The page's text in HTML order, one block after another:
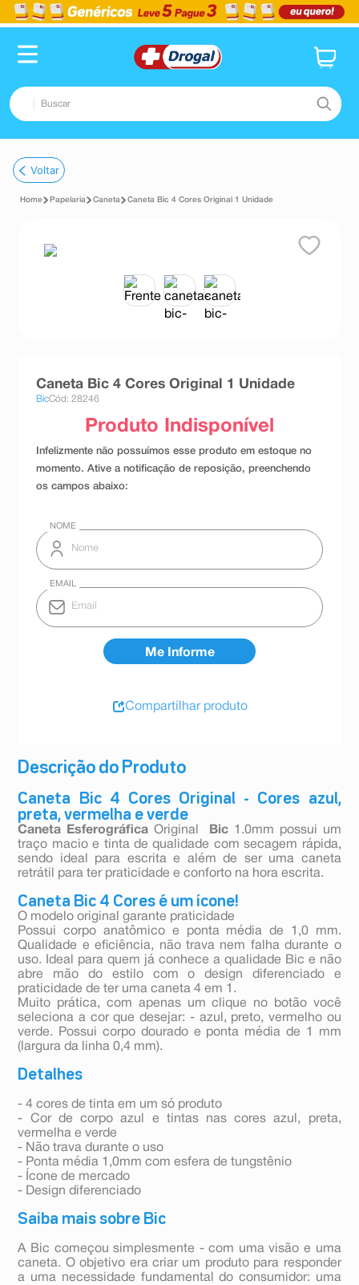
Buscar
1º fralda
pampers confort sec max
teste gravidez
esmalte
absorvente
Voltar
Papelaria Caneta Caneta Bic 4 Cores Original 1 Unidade
Descrição do Produto
Caneta Bic 4 Cores Original - Cores azul,
preta, vermelha e verde
Caneta Esferográfica Original Bic 1.0mm possui um
traço macio e tinta de qualidade com secagem rápida,
sendo ideal para escrita e além de ser uma caneta
retrátil para ter praticidade e conforto na hora escrita.
Caneta Bic 4 Cores é um ícone!
O modelo original garante praticidade
Possui corpo anatômico e ponta média de 1,0 mm.
Qualidade e eficiência, não trava nem falha durante o
uso. Ideal para quem já conhece a qualidade Bic e não
abre mão do estilo com o design diferenciado e
praticidade de ter uma caneta 4 em 1.
Muito prática, com apenas um clique no botão você
seleciona a cor que desejar: - azul, preto, vermelho ou
verde. Possui corpo dourado e ponta média de 1 mm
(largura da linha 0,4 mm).
Detalhes
- 4 cores de tinta em um só produto
- Cor de corpo azul e tintas nas cores azul, preta,
vermelha e verde
- Não trava durante o uso
- Ponta média 1,0mm com esfera de tungstênio
- Ícone de mercado
- Design diferenciado
Saiba mais sobre Bic
A Bic começou simplesmente - com uma visão e uma
caneta. O objetivo era criar um produto para responder
a uma necessidade fundamental do consumidor: uma
Caneta Bic 4 Cores Original 1 Unidade
BicCód: 28246
Compartilhar produto